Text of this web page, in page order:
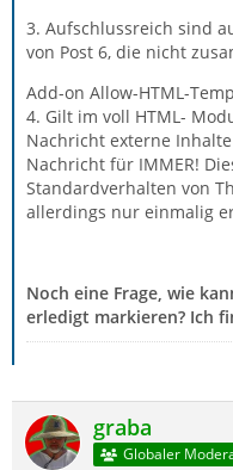
3. Aufschlussreich sind
von Post 6, die nicht
Add-on Allow-HTML-
4. Gilt im voll HTML-
Nachricht externe
Nachricht für IMMER!
Standardverhalten von
allerdings nur einmalig
Noch eine Frage, wie
erledigt markieren? Ich
graba
Globaler